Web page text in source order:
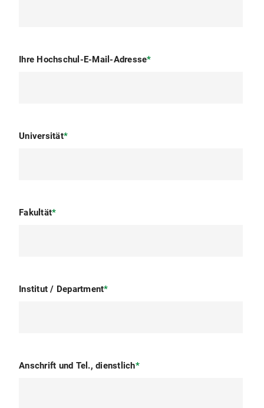
Ihre Hochschul-E-Mail-Adresse*
Universität*
Fakultät*
Institut / Department*
Anschrift und Tel., dienstlich*